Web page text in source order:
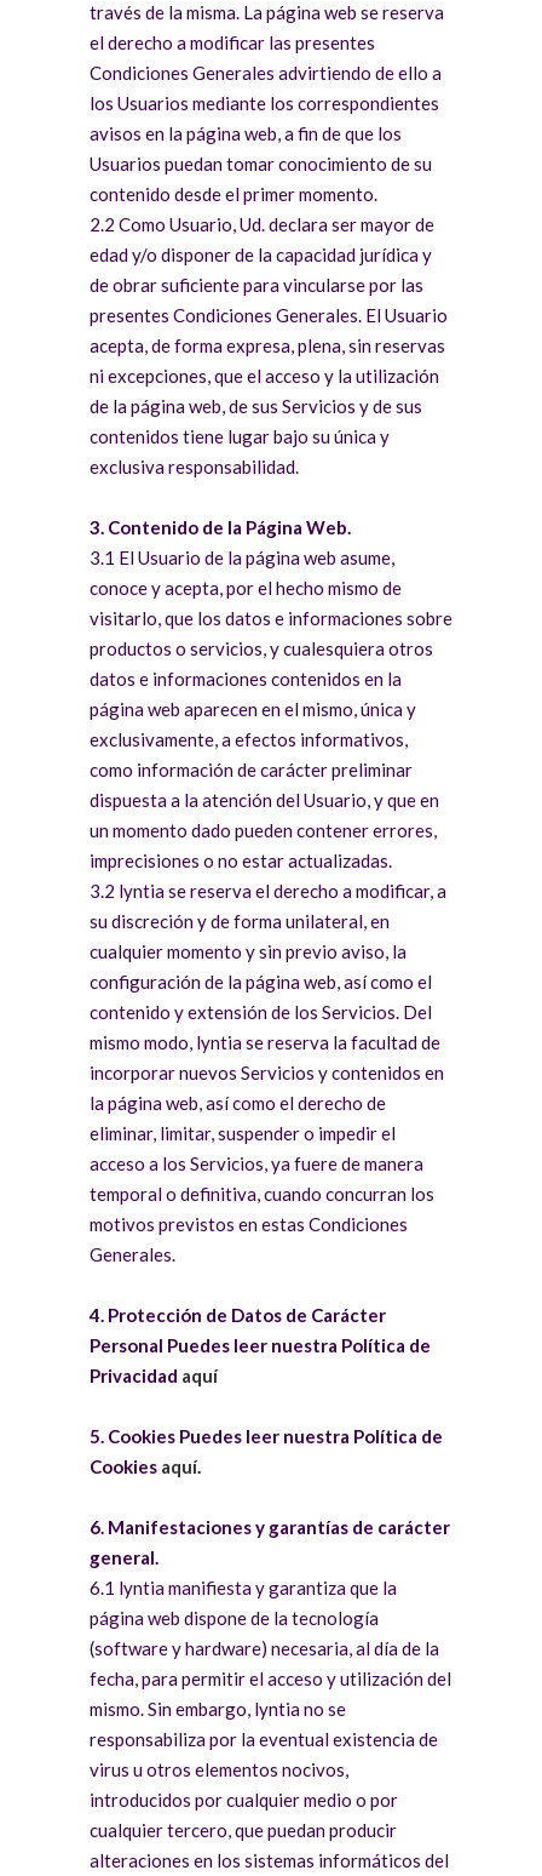
través de la misma. La página web se reserva
el derecho a modificar las presentes
Condiciones Generales advirtiendo de ello a
los Usuarios mediante los correspondientes
avisos en la página web, a fin de que los
Usuarios puedan tomar conocimiento de su
contenido desde el primer momento.
2.2 Como Usuario, Ud. declara ser mayor de
edad y/o disponer de la capacidad jurídica y
de obrar suficiente para vincularse por las
presentes Condiciones Generales. El Usuario
acepta, de forma expresa, plena, sin reservas
ni excepciones, que el acceso y la utilización
de la página web, de sus Servicios y de sus
contenidos tiene lugar bajo su única y
exclusiva responsabilidad.
3. Contenido de la Página Web.
3.1 El Usuario de la página web asume,
conoce y acepta, por el hecho mismo de
visitarlo, que los datos e informaciones sobre
productos o servicios, y cualesquiera otros
datos e informaciones contenidos en la
página web aparecen en el mismo, única y
exclusivamente, a efectos informativos,
como información de carácter preliminar
dispuesta a la atención del Usuario, y que en
un momento dado pueden contener errores,
imprecisiones o no estar actualizadas.
3.2 lyntia se reserva el derecho a modificar, a
su discreción y de forma unilateral, en
cualquier momento y sin previo aviso, la
configuración de la página web, así como el
contenido y extensión de los Servicios. Del
mismo modo, lyntia se reserva la facultad de
incorporar nuevos Servicios y contenidos en
la página web, así como el derecho de
eliminar, limitar, suspender o impedir el
acceso a los Servicios, ya fuere de manera
temporal o definitiva, cuando concurran los
motivos previstos en estas Condiciones
Generales.
4. Protección de Datos de Carácter
Personal Puedes leer nuestra Política de
Privacidad aquí
5. Cookies Puedes leer nuestra Política de
Cookies aquí.
6. Manifestaciones y garantías de carácter
general.
6.1 lyntia manifiesta y garantiza que la
página web dispone de la tecnología
(software y hardware) necesaria, al día de la
fecha, para permitir el acceso y utilización del
mismo. Sin embargo, lyntia no se
responsabiliza por la eventual existencia de
virus u otros elementos nocivos,
introducidos por cualquier medio o por
cualquier tercero, que puedan producir
alteraciones en los sistemas informáticos del